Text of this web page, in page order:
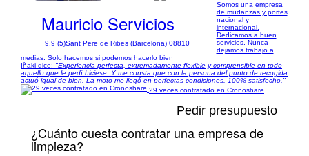
Mauricio Servicios
9,9 (5)Sant Pere de Ribes (Barcelona) 08810
Somos una empresa
de mudanzas y portes
nacional y
internacional.
Dedicamos a buen
servicios. Nunca
dejamos trabajo a
medias. Solo hacemos si podemos hacerlo bien
Iñaki dice: "Experiencia perfecta, extremadamente flexible y comprensible en todo
aquello que le pedí hiciese. Y me consta que con la persona del punto de recogida
actuó igual de bien. La moto me llegó en perfectas condiciones. 100% satisfecho."
29 veces contratado en Cronoshare
Pedir presupuesto
¿Cuánto cuesta contratar una empresa de
limpieza?